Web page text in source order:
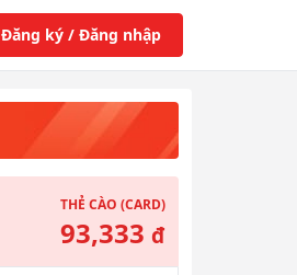
Đăng ký / Đăng nhập
THẺ CÀO (CARD)
93,333 đ